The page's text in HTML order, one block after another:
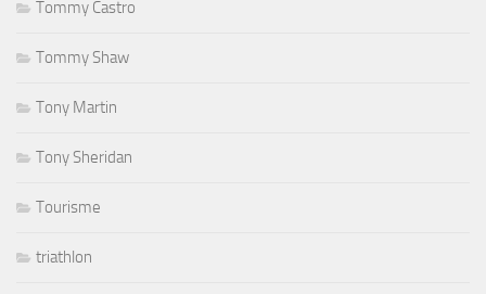
Tommy Castro
Tommy Shaw
Tony Martin
Tony Sheridan
Tourisme
triathlon